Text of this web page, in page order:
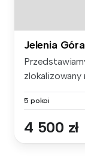
Jelenia Góra
zlokalizowany
5 pokoi
4 500 zł